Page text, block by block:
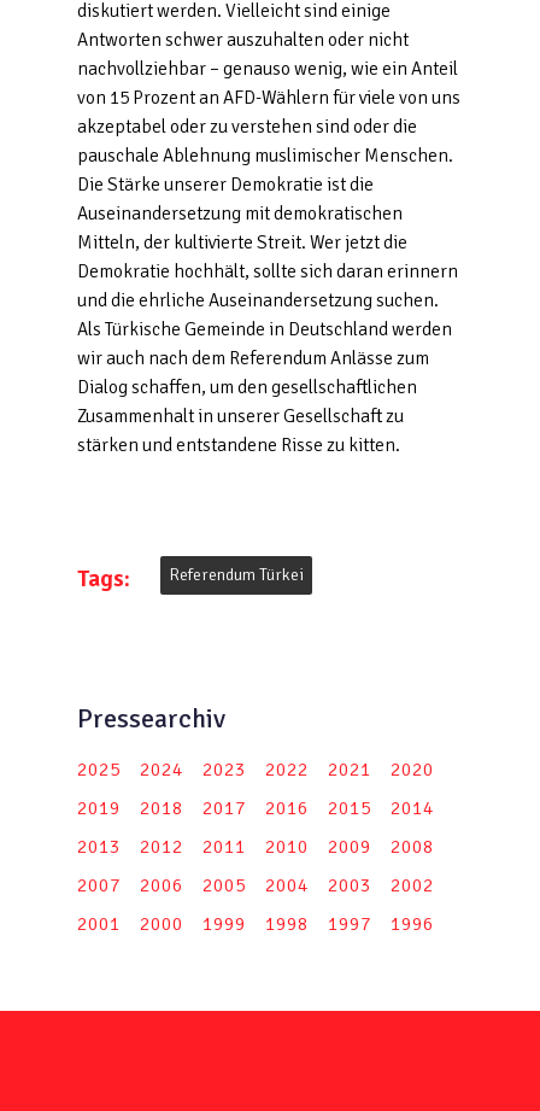
diskutiert werden. Vielleicht sind einige
Antworten schwer auszuhalten oder nicht
nachvollziehbar – genauso wenig, wie ein Anteil
von 15 Prozent an AFD-Wählern für viele von uns
akzeptabel oder zu verstehen sind oder die
pauschale Ablehnung muslimischer Menschen.
Die Stärke unserer Demokratie ist die
Auseinandersetzung mit demokratischen
Mitteln, der kultivierte Streit. Wer jetzt die
Demokratie hochhält, sollte sich daran erinnern
und die ehrliche Auseinandersetzung suchen.
Als Türkische Gemeinde in Deutschland werden
wir auch nach dem Referendum Anlässe zum
Dialog schaffen, um den gesellschaftlichen
Zusammenhalt in unserer Gesellschaft zu
stärken und entstandene Risse zu kitten.
Tags: Referendum Türkei
Pressearchiv
2025 2024 2023 2022 2021
2020
2019
2018 2017 2016 2015
2014
2013
2012 2011 2010 2009
2008
2007
2006 2005 2004 2003
2002
2001
2000 1999 1998 1997 1996